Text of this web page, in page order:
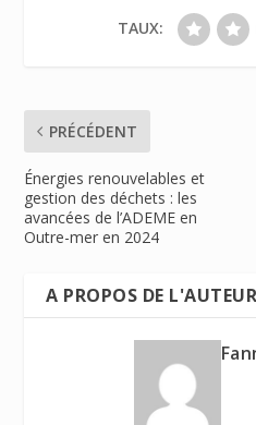
TAUX:
PRÉCÉDENT
Énergies renouvelables et
gestion des déchets : les
avancées de l’ADEME en
Outre-mer en 2024
A PROPOS DE L'AUTEUR